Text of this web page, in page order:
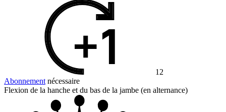
12
Abonnement nécessaire
Flexion de la hanche et du bas de la jambe (en alternance)